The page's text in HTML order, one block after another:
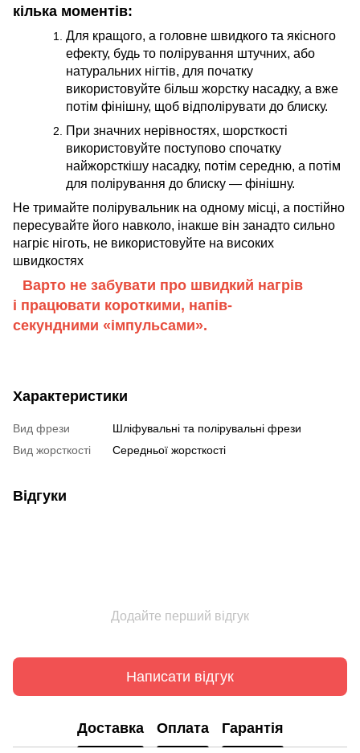
кілька моментів:
Для кращого, а головне швидкого та якісного
ефекту, будь то полірування штучних, або
натуральних нігтів, для початку
використовуйте більш жорстку насадку, а вже
потім фінішну, щоб відполірувати до блиску.
При значних нерівностях, шорсткості
використовуйте поступово спочатку
найжорсткішу насадку, потім середню, а потім
для полірування до блиску — фінішну.
Не тримайте полірувальник на одному місці, а постійно
пересувайте його навколо, інакше він занадто сильно
нагріє ніготь, не використовуйте на високих
швидкостях
Варто не забувати про швидкий нагрів
і працювати короткими, напів-
секундними «імпульсами».
Характеристики
Вид фрези
Шліфувальні та полірувальні фрези
Вид жорсткості
Середньої жорсткості
Відгуки
Додайте перший відгук
Написати відгук
Доставка Оплата Гарантія